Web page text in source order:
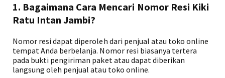
1. Bagaimana Cara Mencari Nomor Resi Kiki
Ratu Intan Jambi?
Nomor resi dapat diperoleh dari penjual atau toko online
tempat Anda berbelanja. Nomor resi biasanya tertera
pada bukti pengiriman paket atau dapat diberikan
langsung oleh penjual atau toko online.